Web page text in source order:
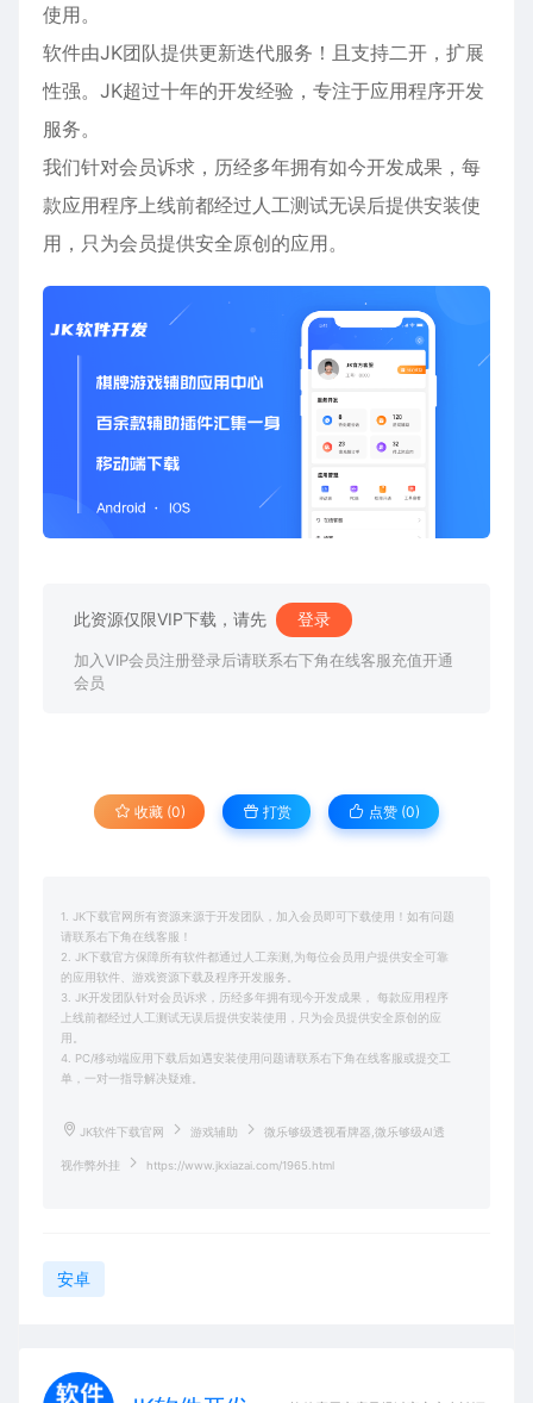
使用。
软件由JK团队提供更新迭代服务！且支持二开，扩展
性强。JK超过十年的开发经验，专注于应用程序开发
服务。
我们针对会员诉求，历经多年拥有如今开发成果，每
款应用程序上线前都经过人工测试无误后提供安装使
用，只为会员提供安全原创的应用。
此资源仅限VIP下载，请先 登录
加入VIP会员注册登录后请联系右下角在线客服充值开通
会员
收藏 (0) 打赏 点赞 (0)
1. JK下载官网所有资源来源于开发团队，加入会员即可下载使用！如有问题
请联系右下角在线客服！
2. JK下载官方保障所有软件都通过人工亲测,为每位会员用户提供安全可靠
的应用软件、游戏资源下载及程序开发服务。
3. JK开发团队针对会员诉求，历经多年拥有现今开发成果， 每款应用程序
上线前都经过人工测试无误后提供安装使用，只为会员提供安全原创的应
用。
4. PC/移动端应用下载后如遇安装使用问题请联系右下角在线客服或提交工
单，一对一指导解决疑难。
JK软件下载官网 游戏辅助 微乐够级透视看牌器,微乐够级AI透
视作弊外挂 https://www.jkxiazai.com/1965.html
安卓